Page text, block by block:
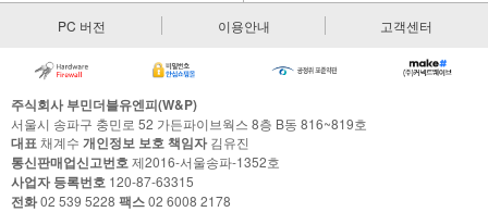
PC 버전 이용안내 고객센터
주식회사 부민더블유엔피(W&P)
서울시 송파구 충민로 52 가든파이브웍스 8층 B동 816~819호
대표채계수 개인정보 보호 책임자김유진
통신판매업신고번호제2016-서울송파-1352호
사업자 등록번호 120-87-63315
전화02 539 5228 팩스02 6008 2178